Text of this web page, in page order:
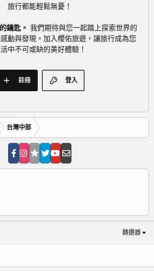
旅行都能輕鬆無憂！
鑰匙。 我們期待與您一起踏上探索世界的
動與發現。加入櫻佑旅遊，讓旅行成為您
中不可或缺的美好體驗！
登入
註冊
台灣中部
篩選器